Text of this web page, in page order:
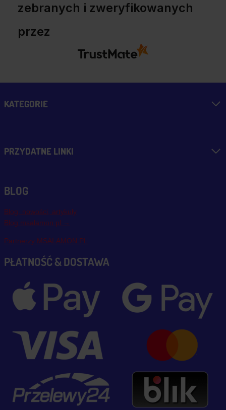
zebranych i zweryfikowanych
przez
KATEGORIE
PRZYDATNE LINKI
BLOG
Blog, nowości, artykuły
Blog msalamon.pl →
Partnerzy MSALAMON.PL
PŁATNOŚĆ & DOSTAWA